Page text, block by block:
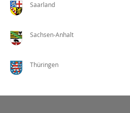
Saarland
Sachsen-Anhalt
Thüringen